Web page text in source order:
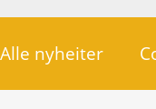
Alle nyheiter